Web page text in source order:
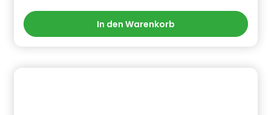
Max. Brenndauer: 8000 Sunden Informationen zur
Produktsicherheit Hersteller/EU Verantwortliche
Person: CF Group Deutschland GmbH,
In den Warenkorb